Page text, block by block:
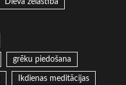
grēku piedošana
Ikdienas meditācijas